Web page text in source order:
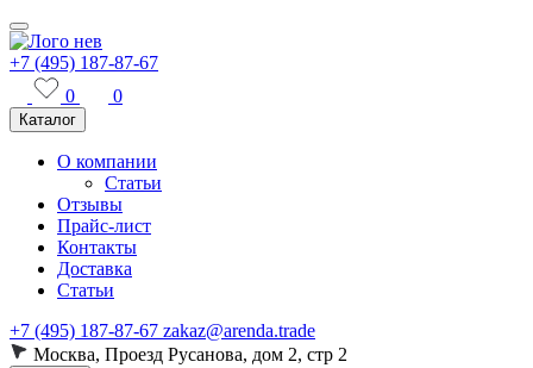
+7 (495) 187-87-67
0
0
Каталог
О компании
Статьи
Отзывы
Прайс-лист
Контакты
Доставка
Статьи
+7 (495) 187-87-67 zakaz@arenda.trade
Москва, Проезд Русанова, дом 2, стр 2